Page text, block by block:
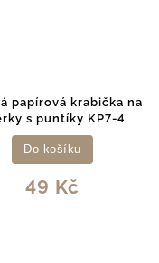
papírová krabička na
s puntíky KP7-4
49 Kč
Do košíku